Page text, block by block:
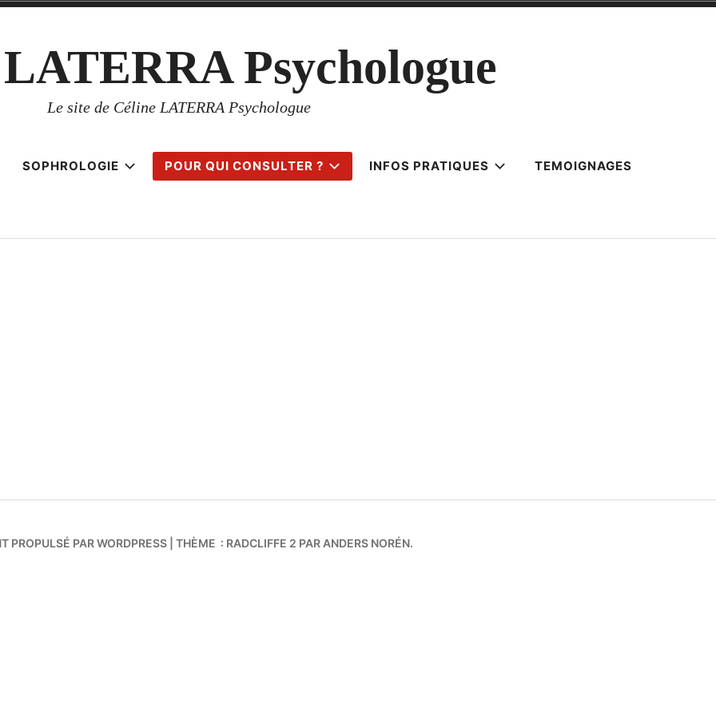
Psychologue
Le site de Céline LATERRA Psychologue
SOPHROLOGIE POUR QUI CONSULTER ? INFOS PRATIQUES
TEMOIGNAGES
PROPULSÉ PAR WORDPRESS THÈME : RADCLIFFE 2 PAR ANDERS NORÉN.